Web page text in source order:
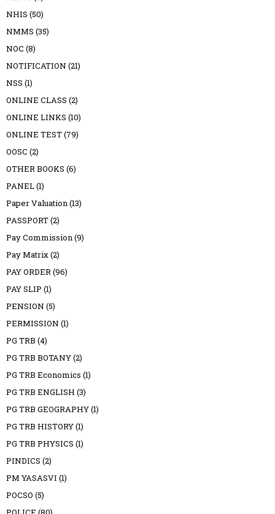
NHIS (50)
NMMS (35)
NOC (8)
NOTIFICATION (21)
NSS (1)
ONLINE CLASS (2)
ONLINE LINKS (10)
ONLINE TEST(79)
OOSC (2)
OTHER BOOKS (6)
PANEL(1)
Paper Valuation(13)
PASSPORT(2)
Pay Commission(9)
Pay Matrix(2)
PAY ORDER(96)
PAY SLIP (1)
PENSION (5)
PERMISSION (1)
PG TRB (4)
PG TRB BOTANY(2)
PG TRB Economics (1)
PG TRB ENGLISH (3)
PG TRB GEOGRAPHY(1)
PG TRB HISTORY(1)
PG TRB PHYSICS (1)
PINDICS (2)
PM YASASVI (1)
POCSO (5)